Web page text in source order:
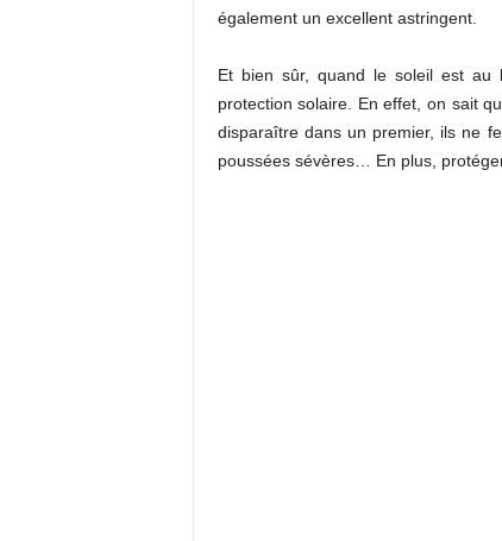
également un excellent astringent.
Et bien sûr, quand le soleil est au
protection solaire. En effet, on sait
disparaître dans un premier, ils ne
poussées sévères… En plus,